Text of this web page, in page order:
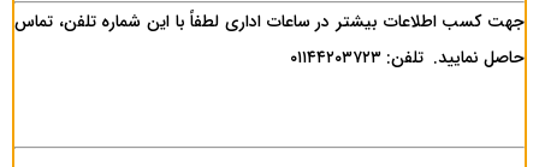
جهت کسب اطلاعات بیشتر در ساعات اداری لطفاً با این شماره تلفن، تماس
حاصل نمایید. تلفن: ۰۱۱۴۴۲۰۳۷۲۳